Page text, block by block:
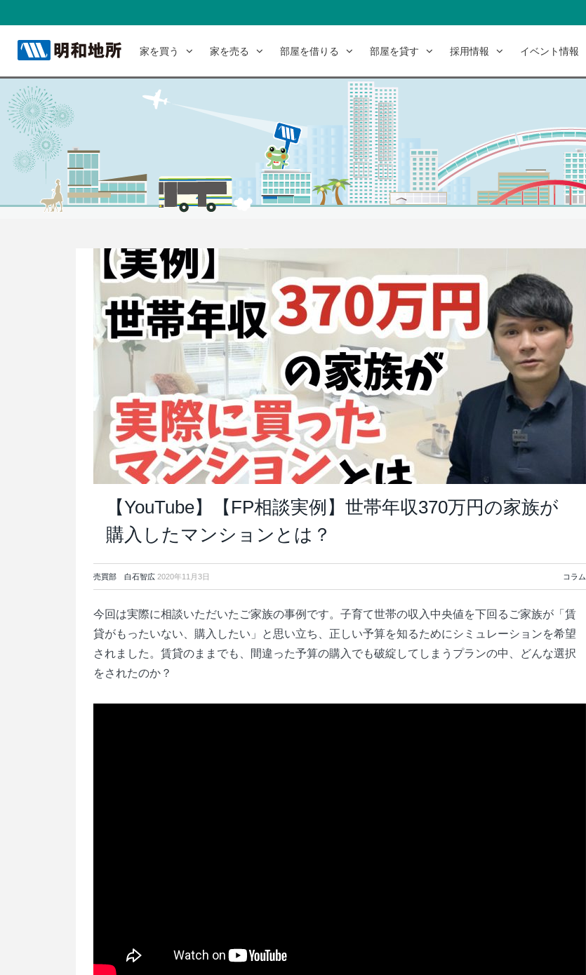
家を買う 家を売る 部屋を借りる 部屋を貸す 採用情報 イベント情報
【YouTube】【FP相談実例】世帯年収370万円の家族が
購入したマンションとは？
売買部 白石智広 2020年11月3日 コラム
今回は実際に相談いただいたご家族の事例です。子育て世帯の収入中央値を下回るご家族が「賃
貸がもったいない、購入したい」と思い立ち、正しい予算を知るためにシミュレーションを希望
されました。賃貸のままでも、間違った予算の購入でも破綻してしまうプランの中、どんな選択
をされたのか？